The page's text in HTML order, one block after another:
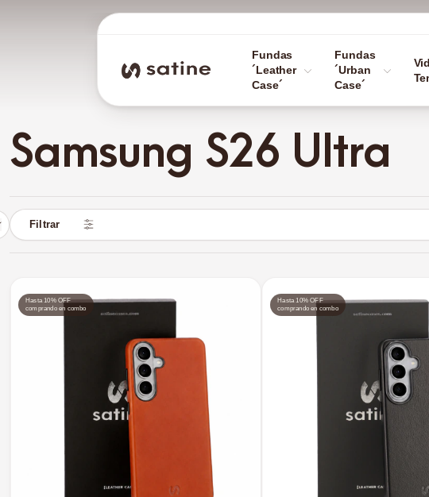
Fundas
´Leather
Case´
Fundas
´Urban
Case´
Samsung S26 Ultra
Filtrar
Hasta 10% OFF
comprando en combo
Hasta 10% OFF
comprando en combo